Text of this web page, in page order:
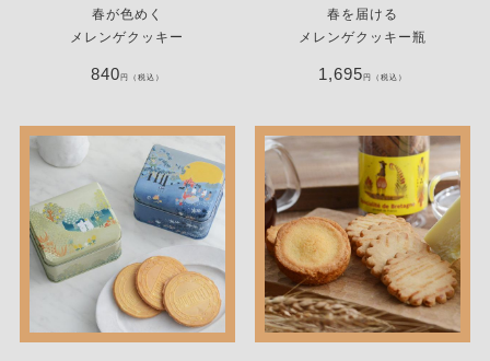
春が色めく
メレンゲクッキー
840円（税込）
春を届ける
メレンゲクッキー瓶
1,695円（税込）